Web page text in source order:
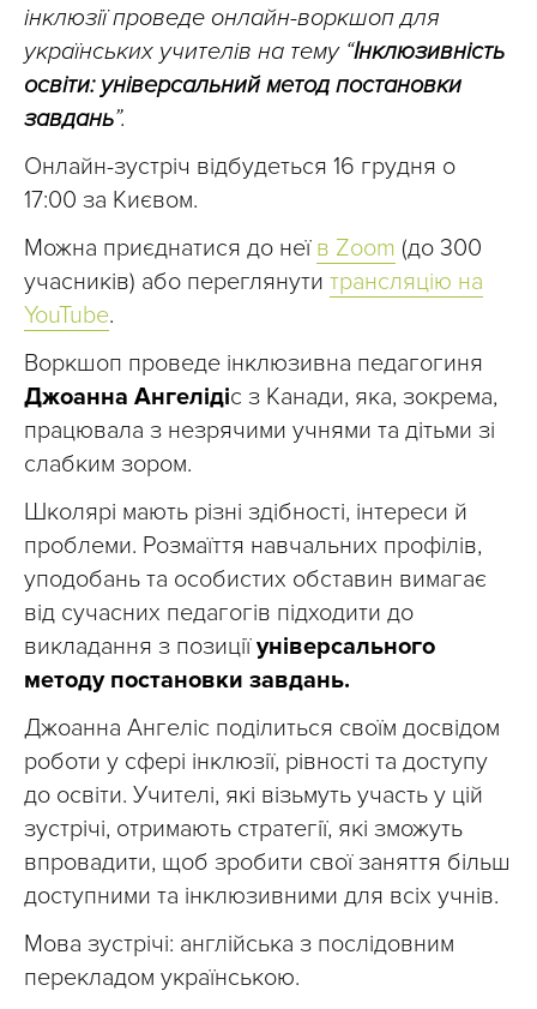
інклюзії проведе онлайн-воркшоп для
українських учителів на тему “Інклюзивність
освіти: універсальний метод постановки
завдань”.
Онлайн-зустріч відбудеться 16 грудня о
17:00 за Києвом.
Можна приєднатися до неї в Zoom (до 300
учасників) або переглянути трансляцію на
YouTube.
Воркшоп проведе інклюзивна педагогиня
Джоанна Ангелідіс з Канади, яка, зокрема,
працювала з незрячими учнями та дітьми зі
слабким зором.
Школярі мають різні здібності, інтереси й
проблеми. Розмаїття навчальних профілів,
уподобань та особистих обставин вимагає
від сучасних педагогів підходити до
викладання з позиціїуніверсального
методу постановки завдань.
Джоанна Ангеліс поділиться своїм досвідом
роботи у сфері інклюзії, рівності та доступу
до освіти. Учителі, які візьмуть участь у цій
зустрічі, отримають стратегії, які зможуть
впровадити, щоб зробити свої заняття більш
доступними та інклюзивними для всіх учнів.
Мова зустрічі: англійська з послідовним
перекладом українською.